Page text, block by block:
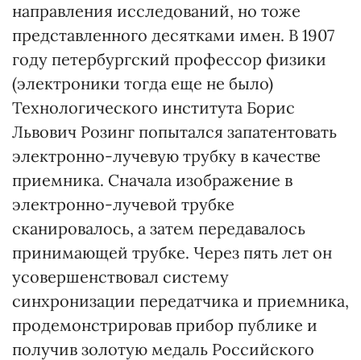
направления исследований, но тоже
представленного десятками имен. В 1907
году петербургский профессор физики
(электроники тогда еще не было)
Технологического института Борис
Львович Розинг попытался запатентовать
электронно-лучевую трубку в качестве
приемника. Сначала изображение в
электронно-лучевой трубке
сканировалось, а затем передавалось
принимающей трубке. Через пять лет он
усовершенствовал систему
синхронизации передатчика и приемника,
продемонстрировав прибор публике и
получив золотую медаль Российского